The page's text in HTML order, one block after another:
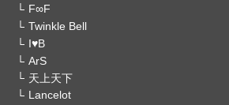
F∞F
Twinkle Bell
I♥B
ArS
天上天下
Lancelot